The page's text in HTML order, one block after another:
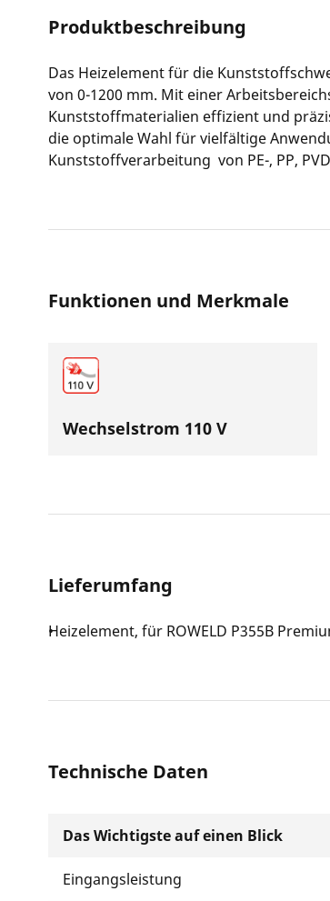
Produktbeschreibung
Das Heizelement für die
von 0-1200 mm. Mit einer
Kunststoffmaterialien effizient und
die optimale Wahl für vielfältige
Kunststoffverarbeitung von PE-, PP,
Funktionen und Merkmale
Wechselstrom 110 V
Lieferumfang
Heizelement, für ROWELD P355B
Technische Daten
Das Wichtigste auf einen Blick
Eingangsleistung